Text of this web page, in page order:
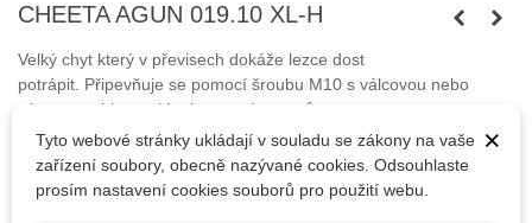
CHEETA AGUN 019.10 XL-H
Velký chyt který v převisech dokáže lezce dost
potrápit. Připevňuje se pomocí šroubu M10 s válcovou nebo
zápustnou hlavou (dual system) a vrutů.
Šrouby nejsou součástí balení. ×
Tyto webové stránky ukládají v souladu se zákony na vaše
zařízení soubory, obecně nazývané cookies. Odsouhlaste
prosím nastavení cookies souborů pro použití webu.